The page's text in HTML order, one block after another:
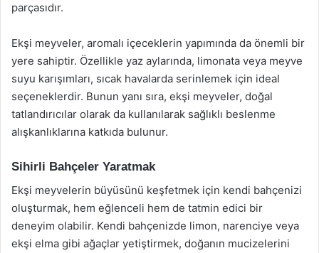
parçasıdır.
Ekşi meyveler, aromalı içeceklerin yapımında da önemli bir
yere sahiptir. Özellikle yaz aylarında, limonata veya meyve
suyu karışımları, sıcak havalarda serinlemek için ideal
seçeneklerdir. Bunun yanı sıra, ekşi meyveler, doğal
tatlandırıcılar olarak da kullanılarak sağlıklı beslenme
alışkanlıklarına katkıda bulunur.
Sihirli Bahçeler Yaratmak
Ekşi meyvelerin büyüsünü keşfetmek için kendi bahçenizi
oluşturmak, hem eğlenceli hem de tatmin edici bir
deneyim olabilir. Kendi bahçenizde limon, narenciye veya
ekşi elma gibi ağaçlar yetiştirmek, doğanın mucizelerini